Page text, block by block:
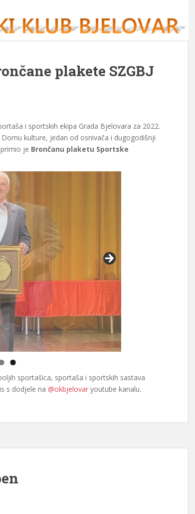
plakete SZGBJ
i sportskih ekipa Grada Bjelovara za 2022.
kulture, jedan od osnivača i dugogodišnji
primio je Brončanu plaketu Sportske
sportašica, sportaša i sportskih sastava
s dodjele na @okbjelovar youtube kanalu.